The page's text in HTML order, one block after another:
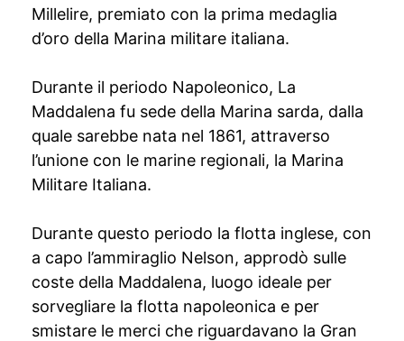
Millelire, premiato con la prima medaglia
d’oro della Marina militare italiana.
Durante il periodo Napoleonico, La
Maddalena fu sede della Marina sarda, dalla
quale sarebbe nata nel 1861, attraverso
l’unione con le marine regionali, la Marina
Militare Italiana.
Durante questo periodo la flotta inglese, con
a capo l’ammiraglio Nelson, approdò sulle
coste della Maddalena, luogo ideale per
sorvegliare la flotta napoleonica e per
smistare le merci che riguardavano la Gran